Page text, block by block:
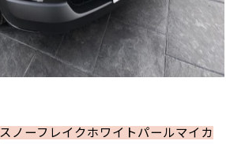
スノーフレイクホワイトパールマイカ